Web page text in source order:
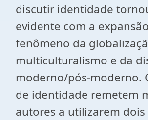
discutir identidade
evidente com a
fenômeno da
multiculturalismo e da
moderno/pós-moderno.
de identidade remetem
autores a utilizarem